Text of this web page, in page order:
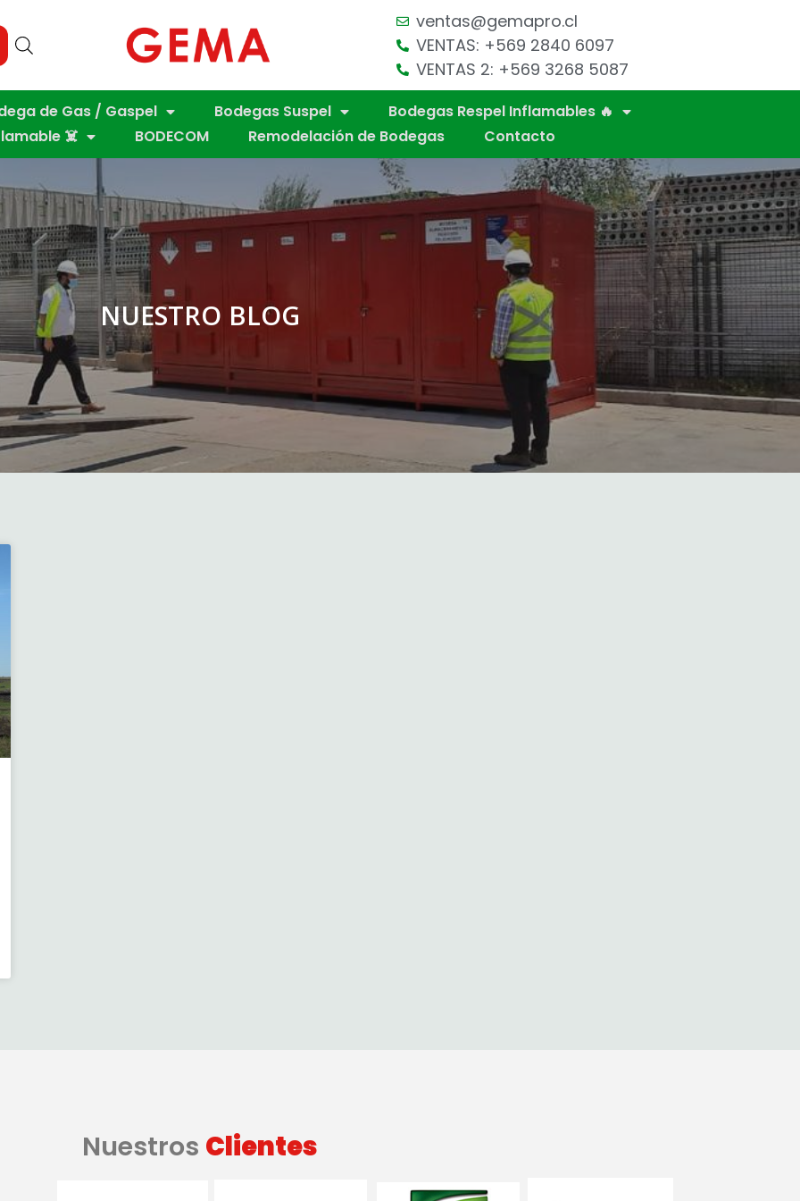
ventas@gemapro.cl
VENTAS: +569 2840 6097
VENTAS 2: +569 3268 5087
de Gas / Gaspel Bodegas Suspel
Bodegas Respel Inflamables 🔥
☠️
BODECOM Remodelación de Bodegas Contacto
NUESTRO BLOG
Nuestros Clientes